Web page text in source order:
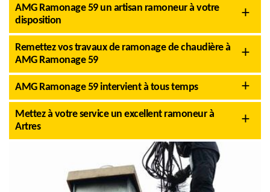
AMG Ramonage 59 un artisan ramoneur à votre
disposition
Remettez vos travaux de ramonage de chaudière à
AMG Ramonage 59
AMG Ramonage 59 intervient à tous temps
Mettez à votre service un excellent ramoneur à
Artres